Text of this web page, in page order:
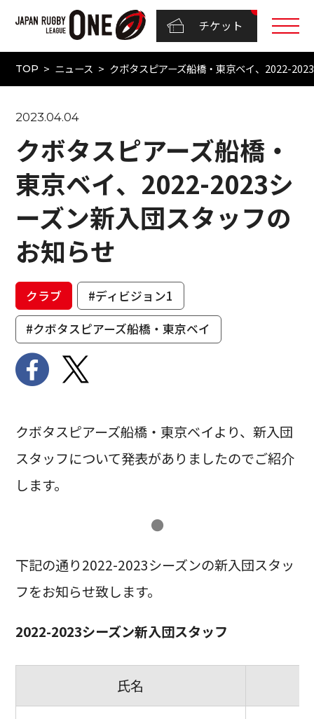
チケット
TOP ニュース クボタスピアーズ船橋・東京ベイ、2022-
2023.04.04
クボタスピアーズ船橋・
東京ベイ、2022-2023シ
ーズン新入団スタッフの
お知らせ
クラブ
#ディビジョン1
#クボタスピアーズ船橋・東京ベイ
クボタスピアーズ船橋・東京ベイより、新入団
スタッフについて発表がありましたのでご紹介
します。
●
下記の通り2022-2023シーズンの新入団スタッ
フをお知らせ致します。
2022-2023シーズン新入団スタッフ
氏名